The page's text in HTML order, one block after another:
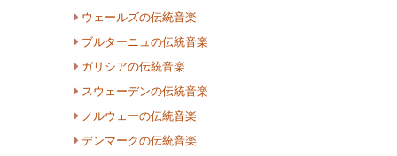
ウェールズの伝統音楽
ブルターニュの伝統音楽
ガリシアの伝統音楽
スウェーデンの伝統音楽
ノルウェーの伝統音楽
デンマークの伝統音楽